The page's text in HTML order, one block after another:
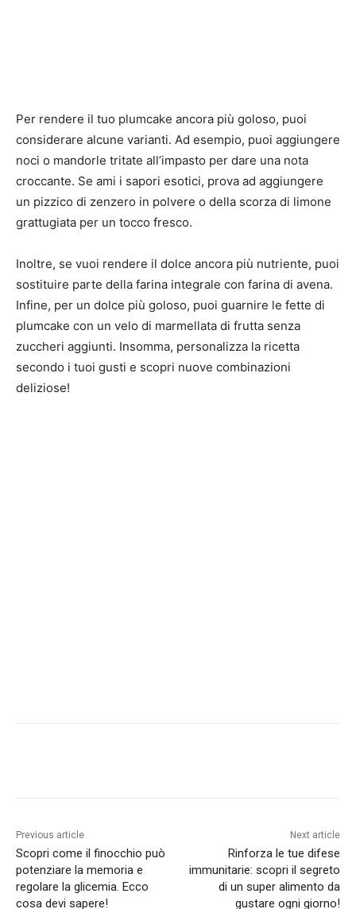
Per rendere il tuo plumcake ancora più goloso, puoi
considerare alcune varianti. Ad esempio, puoi aggiungere
noci o mandorle tritate all’impasto per dare una nota
croccante. Se ami i sapori esotici, prova ad aggiungere
un pizzico di zenzero in polvere o della scorza di limone
grattugiata per un tocco fresco.
Inoltre, se vuoi rendere il dolce ancora più nutriente, puoi
sostituire parte della farina integrale con farina di avena.
Infine, per un dolce più goloso, puoi guarnire le fette di
plumcake con un velo di marmellata di frutta senza
zuccheri aggiunti. Insomma, personalizza la ricetta
secondo i tuoi gusti e scopri nuove combinazioni
deliziose!
Previous article
Scopri come il finocchio può
potenziare la memoria e
regolare la glicemia. Ecco
cosa devi sapere!
Next article
Rinforza le tue difese
immunitarie: scopri il segreto
di un super alimento da
gustare ogni giorno!